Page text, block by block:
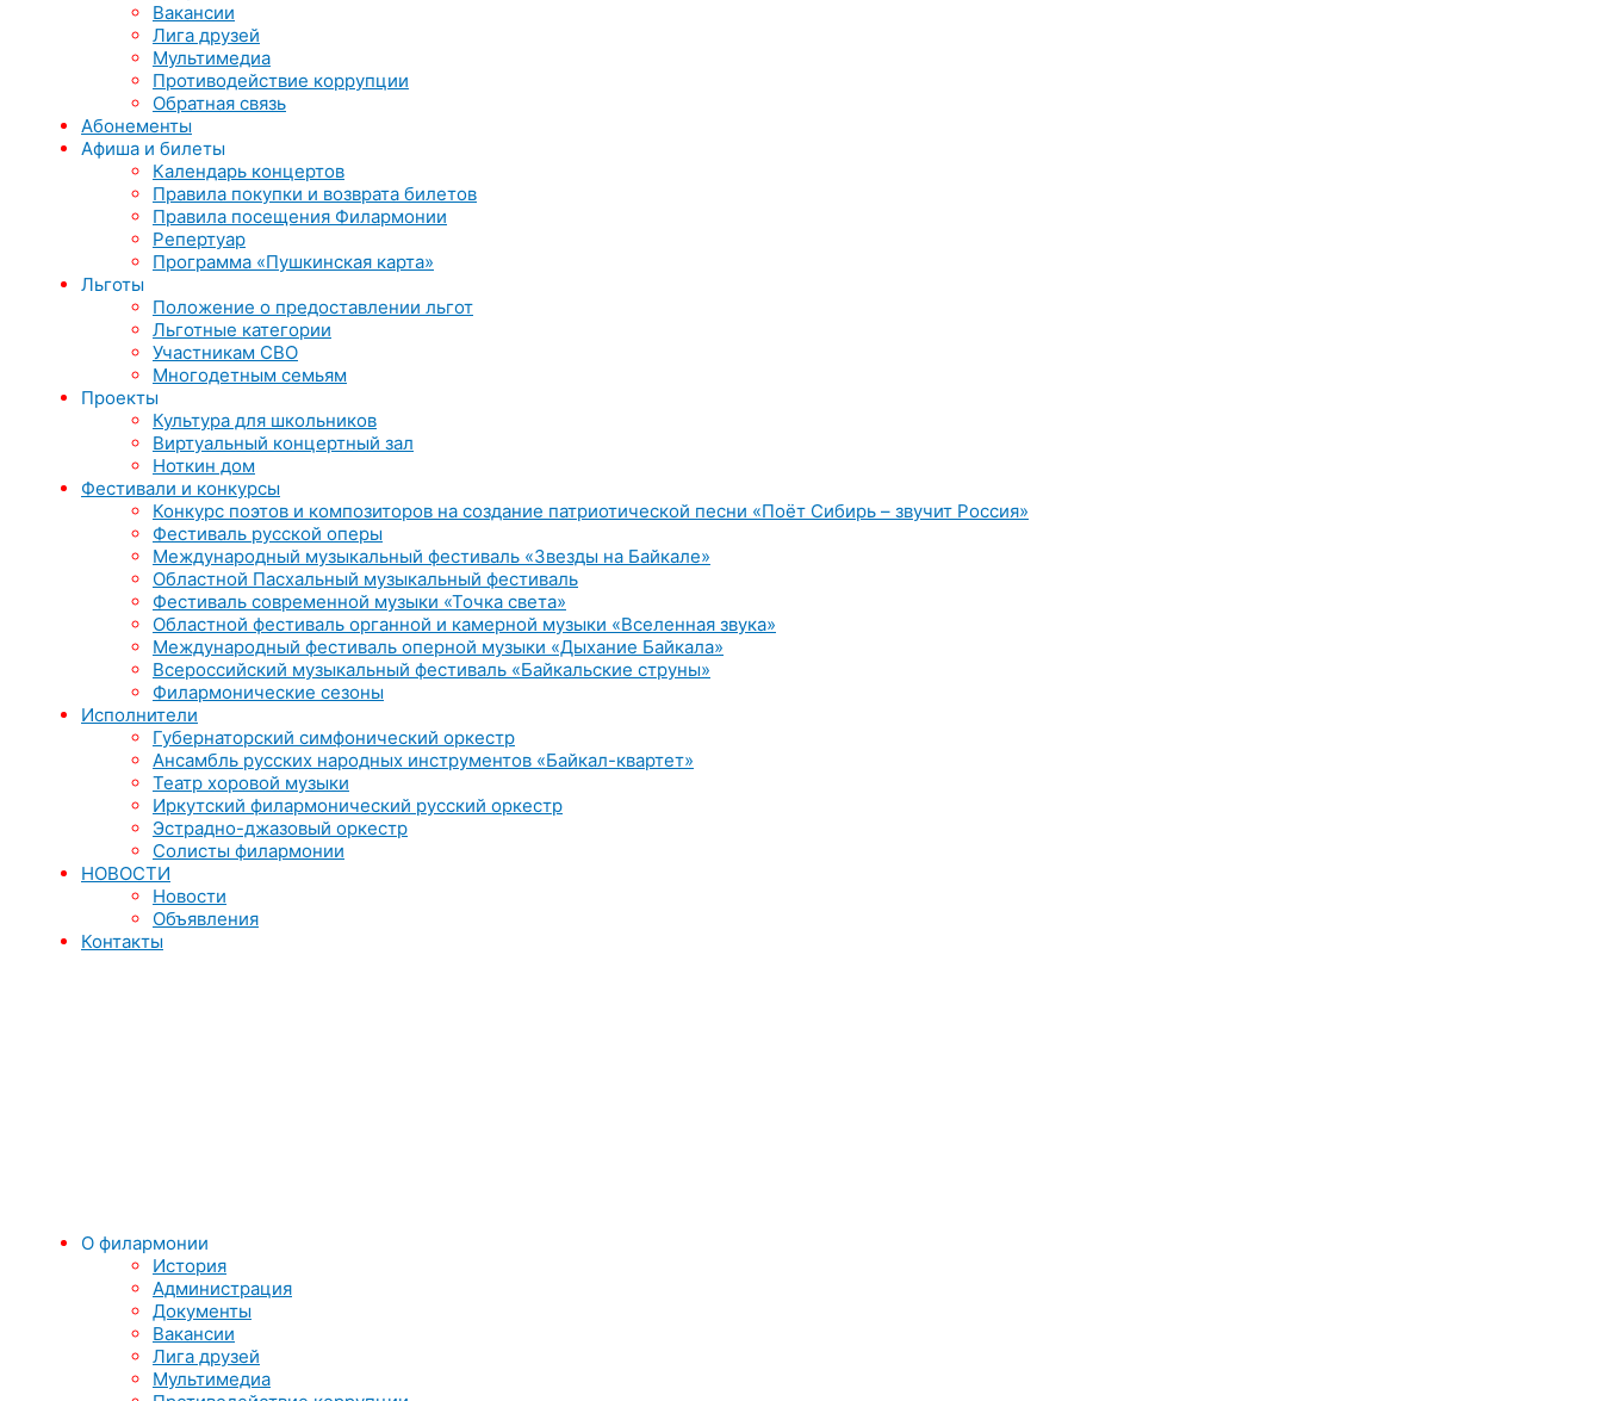
Вакансии
Лига друзей
Мультимедиа
Противодействие коррупции
Обратная связь
Абонементы
Афиша и билеты
Календарь концертов
Правила покупки и возврата билетов
Правила посещения Филармонии
Репертуар
Программа «Пушкинская карта»
Льготы
Положение о предоставлении льгот
Льготные категории
Участникам СВО
Многодетным семьям
Проекты
Культура для школьников
Виртуальный концертный зал
Ноткин дом
Фестивали и конкурсы
Конкурс поэтов и композиторов на создание патриотической песни «Поёт Сибирь – звучит Россия»
Фестиваль русской оперы
Международный музыкальный фестиваль «Звезды на Байкале»
Областной Пасхальный музыкальный фестиваль
Фестиваль современной музыки «Точка света»
Областной фестиваль органной и камерной музыки «Вселенная звука»
Международный фестиваль оперной музыки «Дыхание Байкала»
Всероссийский музыкальный фестиваль «Байкальские струны»
Филармонические сезоны
Исполнители
Губернаторский симфонический оркестр
Ансамбль русских народных инструментов «Байкал-квартет»
Театр хоровой музыки
Иркутский филармонический русский оркестр
Эстрадно-джазовый оркестр
Солисты филармонии
НОВОСТИ
Новости
Объявления
Контакты
О филармонии
История
Администрация
Документы
Вакансии
Лига друзей
Мультимедиа